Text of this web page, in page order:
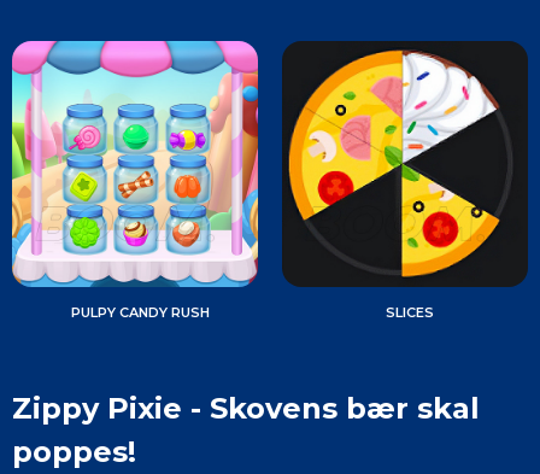
PULPY CANDY RUSH SLICES
Zippy Pixie - Skovens bær skal
poppes!